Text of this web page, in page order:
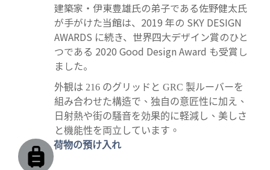
建築家・伊東豊雄氏の弟子である佐野健太氏
が手がけた当館は、2019 年の SKY DESIGN
AWARDS に続き、世界四大デザイン賞のひと
つである 2020 Good Design Award も受賞し
ました。
外観は 216 のグリッドと GRC 製ルーバーを
組み合わせた構造で、独自の意匠性に加え、
日射熱や街の騒音を効果的に軽減し、美しさ
と機能性を両立しています。
荷物の預け入れ